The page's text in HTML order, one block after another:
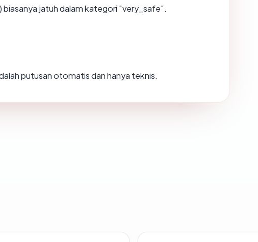
jatuh dalam kategori "very_safe".
putusan otomatis dan hanya teknis.